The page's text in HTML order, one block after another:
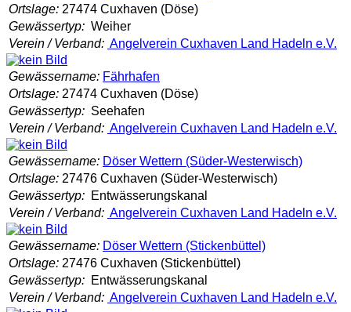
Ortslage: 27474 Cuxhaven (Döse)
Gewässertyp: Weiher
Verein / Verband: Angelverein Cuxhaven Land Hadeln e.V.
Gewässername: Fährhafen
Ortslage: 27474 Cuxhaven (Döse)
Gewässertyp: Seehafen
Verein / Verband: Angelverein Cuxhaven Land Hadeln e.V.
Gewässername: Döser Wettern (Süder-Westerwisch)
Ortslage: 27476 Cuxhaven (Süder-Westerwisch)
Gewässertyp: Entwässerungskanal
Verein / Verband: Angelverein Cuxhaven Land Hadeln e.V.
Gewässername: Döser Wettern (Stickenbüttel)
Ortslage: 27476 Cuxhaven (Stickenbüttel)
Gewässertyp: Entwässerungskanal
Verein / Verband: Angelverein Cuxhaven Land Hadeln e.V.